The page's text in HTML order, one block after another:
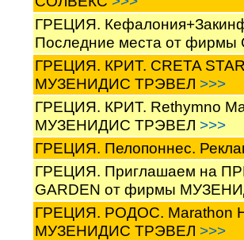
ГРЕЦИЯ.
Последние места от
ГРЕЦИЯ. КРИТ. CRETA
МУЗЕНИДИС ТРЭВЕЛ >>>
ГРЕЦИЯ. КРИТ. Rethymno
МУЗЕНИДИС ТРЭВЕЛ >>>
ГРЕЦИЯ. Пелопоннес.
ГРЕЦИЯ. Приглашаем на
GARDEN от фирмы
ГРЕЦИЯ. РОДОС. Marathon
МУЗЕНИДИС ТРЭВЕЛ >>>